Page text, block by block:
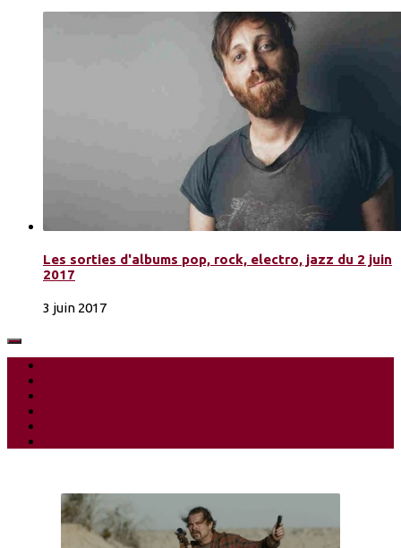
Les sorties d'albums pop, rock, electro, jazz du 2 juin
2017
3 juin 2017